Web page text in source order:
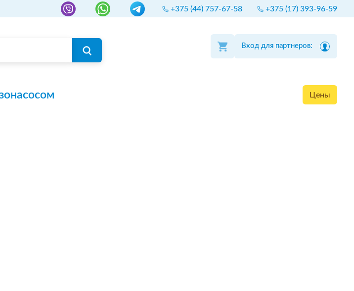
+375 (44) 757-67-58 +375 (17) 393-96-59
Вход для партнеров:
Цены